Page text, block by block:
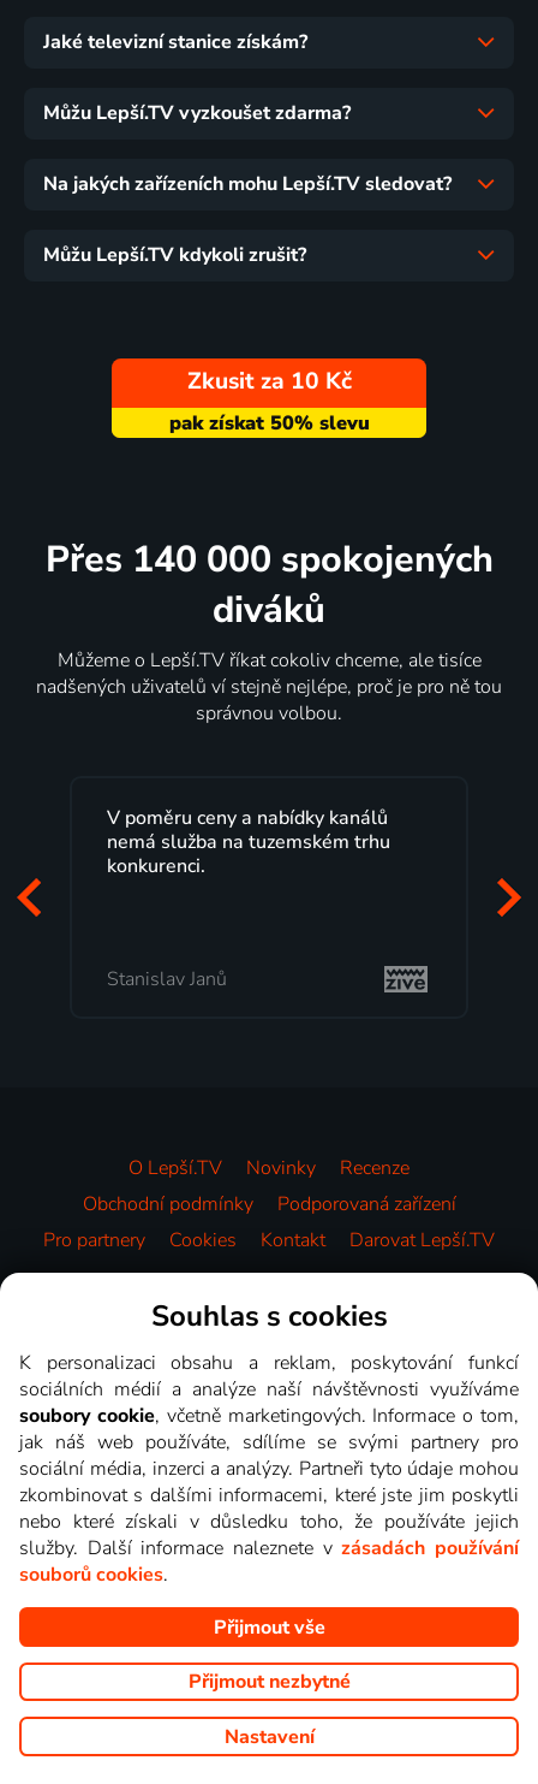
Jaké televizní stanice získám?
Můžu Lepší.TV vyzkoušet zdarma?
Na jakých zařízeních mohu Lepší.TV sledovat?
Můžu Lepší.TV kdykoli zrušit?
Zkusit za 10 Kč
Přes 140 000 spokojených
diváků
Můžeme o Lepší.TV říkat cokoliv chceme, ale tisíce
nadšených uživatelů ví stejně nejlépe, proč je pro ně tou
správnou volbou.
V poměru ceny a nabídky kanálů
nemá služba na tuzemském trhu
konkurenci.
Stanislav Janů
O Lepší.TV Novinky
Recenze
Obchodní podmínky
Podporovaná zařízení
Pro partnery
Cookies Kontakt Darovat Lepší.TV
Videotéka
Copyright © goNET s.r.o. Na tomto webu jsou zobrazovány
obrázky z pořadů TV stanic, které můžete sledovat v Lepší.TV.
Souhlas s cookies
K personalizaci obsahu a reklam, poskytování funkcí
sociálních médií a analýze naší návštěvnosti využíváme
soubory cookie, včetně marketingových. Informace o tom,
jak náš web používáte, sdílíme se svými partnery pro
sociální média, inzerci a analýzy. Partneři tyto údaje mohou
zkombinovat s dalšími informacemi, které jste jim poskytli
nebo které získali v důsledku toho, že používáte jejich
služby. Další informace naleznete vzásadách používání
souborů cookies.
Přijmout vše
Přijmout nezbytné
Nastavení